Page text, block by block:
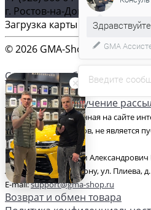
г. Ростов-на-Дону, ул. Плиева,
Загрузка карты ...
© 2026 GMA-Shop, Все права
Согласие на обработку
Согласие на обработку
Согласие на получение
Цена товаров, указанная на сайте
к каждому из их видов, не является
ИП Гончаров Максим Александрович
Адрес: г. Ростов-на-Дону, ул. Плиева,
E-mail:support@gma-shop.ru
Возврат и обмен товара
Введите
GMA